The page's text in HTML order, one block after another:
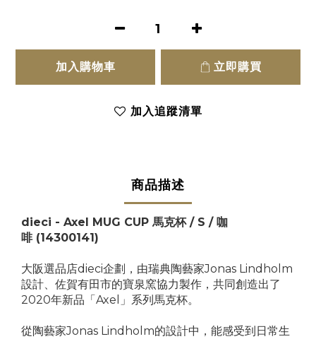
加入購物車 立即購買
加入追蹤清單
商品描述
dieci - Axel MUG CUP 馬克杯 / S / 咖
啡(14300141)
大阪選品店dieci企劃，由瑞典陶藝家Jonas Lindholm
設計、佐賀有田市的寶泉窯協力製作，共同創造出了
2020年新品「Axel」系列馬克杯。
從陶藝家Jonas Lindholm的設計中，能感受到日常生